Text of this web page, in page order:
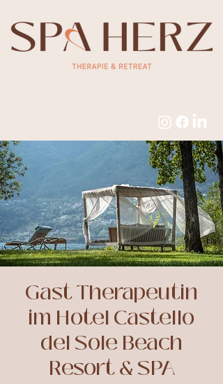
Gast Therapeutin
im Hotel Castello
del Sole Beach
Resort & SPA